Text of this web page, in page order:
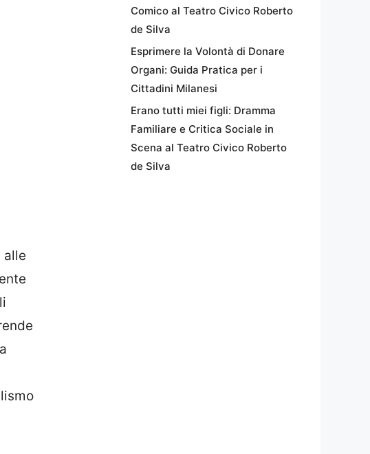
alle
Comico al Teatro Civico Roberto
de Silva
Esprimere la Volontà di Donare
Organi: Guida Pratica per i
Cittadini Milanesi
Erano tutti miei figli: Dramma
Familiare e Critica Sociale in
Scena al Teatro Civico Roberto
de Silva